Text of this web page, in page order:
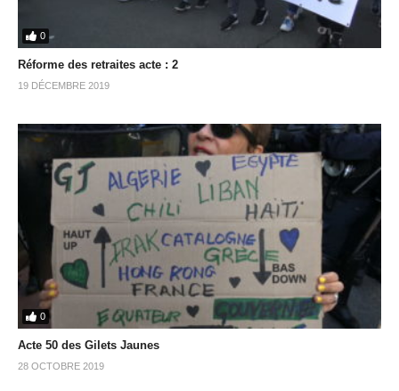
0
Réforme des retraites acte : 2
19 DÉCEMBRE 2019
0
Acte 50 des Gilets Jaunes
28 OCTOBRE 2019